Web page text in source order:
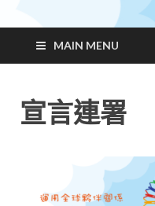
MAIN MENU
宣言連署